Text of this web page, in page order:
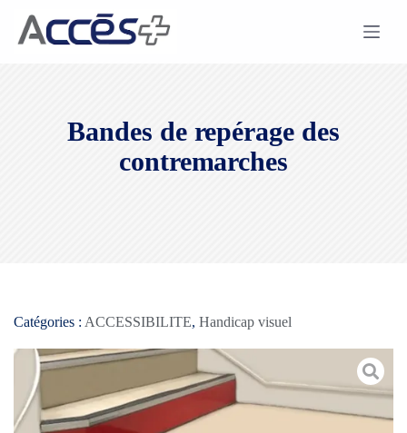
Bandes de repérage des
contremarches
Catégories : ACCESSIBILITE, Handicap visuel